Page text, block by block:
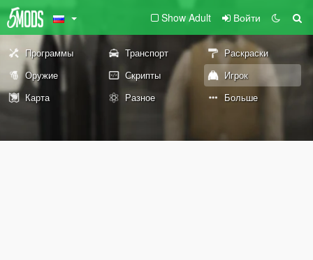
Show Adult Войти
Программы Транспорт
Раскраски
Оружие
Скрипты
Игрок
Карта
Разное Больше